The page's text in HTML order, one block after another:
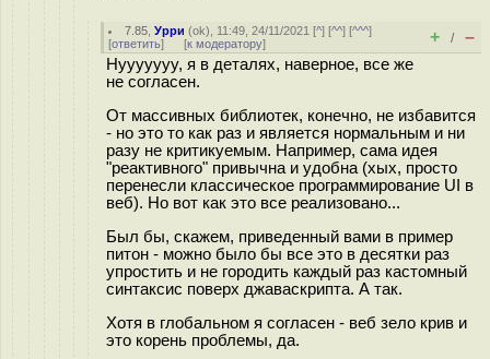
7.85 ,Урри (ok), 11:49, 24/11/2021 [^] [^^] [^^^]
[ответить] [к модератору] + / –
Нууууууу, я в деталях, наверное, все же
не согласен.
От массивных библиотек, конечно, не избавится
- но это то как раз и является нормальным и ни
разу не критикуемым. Например, сама идея
"реактивного" привычна и удобна (хых, просто
перенесли классическое программирование UI в
веб). Но вот как это все реализовано...
Был бы, скажем, приведенный вами в пример
питон - можно было бы все это в десятки раз
упростить и не городить каждый раз кастомный
синтаксис поверх джаваскрипта. А так.
Хотя в глобальном я согласен - веб зело крив и
это корень проблемы, да.